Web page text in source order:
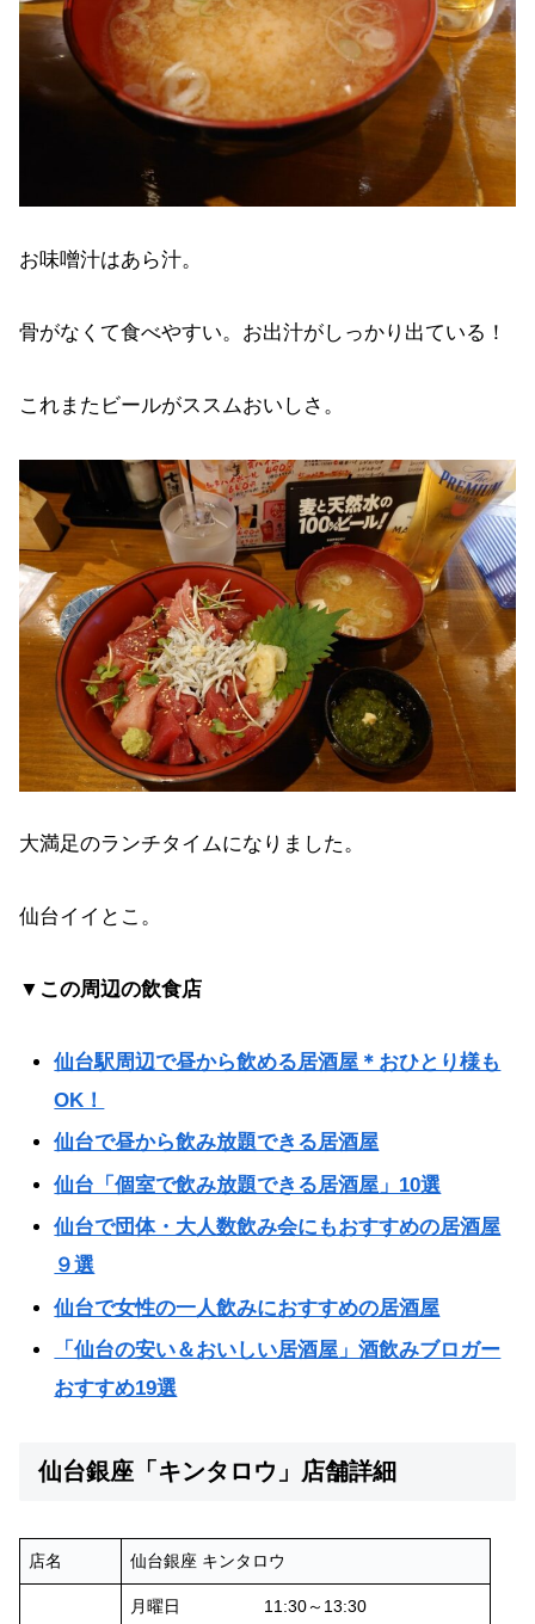
お味噌汁はあら汁。
骨がなくて食べやすい。お出汁がしっかり出ている！
これまたビールがススムおいしさ。
大満足のランチタイムになりました。
仙台イイとこ。
▼この周辺の飲食店
仙台駅周辺で昼から飲める居酒屋＊おひとり様も
OK！
仙台で昼から飲み放題できる居酒屋
仙台「個室で飲み放題できる居酒屋」10選
仙台で団体・大人数飲み会にもおすすめの居酒屋
９選
仙台で女性の一人飲みにおすすめの居酒屋
「仙台の安い＆おいしい居酒屋」酒飲みブロガー
おすすめ19選
仙台銀座「キンタロウ」店舗詳細
店名 仙台銀座 キンタロウ
月曜日 11:30～13:30